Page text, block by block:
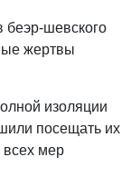
шевского
жертвы
изоляции
посещать их
всех мер